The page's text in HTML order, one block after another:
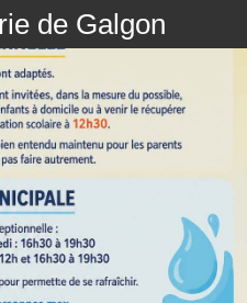
de Galgon